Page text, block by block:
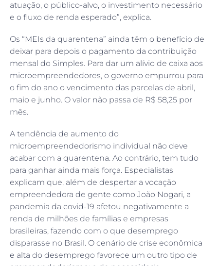
atuação, o público-alvo, o investimento necessário
e o fluxo de renda esperado”, explica.
Os “MEIs da quarentena” ainda têm o benefício de
deixar para depois o pagamento da contribuição
mensal do Simples. Para dar um alívio de caixa aos
microempreendedores, o governo empurrou para
o fim do ano o vencimento das parcelas de abril,
maio e junho. O valor não passa de R$ 58,25 por
mês.
A tendência de aumento do
microempreendedorismo individual não deve
acabar com a quarentena. Ao contrário, tem tudo
para ganhar ainda mais força. Especialistas
explicam que, além de despertar a vocação
empreendedora de gente como João Nogari, a
pandemia da covid-19 afetou negativamente a
renda de milhões de famílias e empresas
brasileiras, fazendo com o que desemprego
disparasse no Brasil. O cenário de crise econômica
e alta do desemprego favorece um outro tipo de